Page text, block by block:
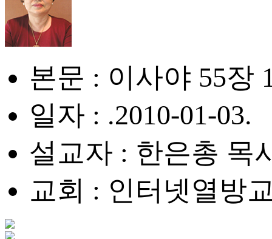
본문 : 이사야 55장
일자 : .2010-01-03.
설교자 : 한은총 목
교회 : 인터넷열방